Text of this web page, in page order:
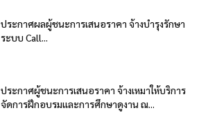
ประกาศผลผู้ชนะการเสนอราคา จ้างบำรุงรักษา
ระบบ Call...
ประกาศผู้ชนะการเสนอราคา จ้างเหมาให้บริการ
จัดการฝึกอบรมและการศึกษาดูงาน ณ...